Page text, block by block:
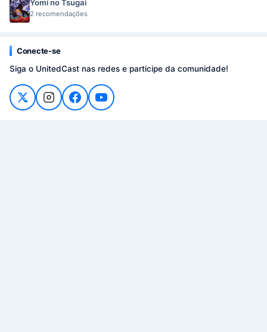
Yomi no Tsugai
2 recomendações
Conecte-se
Siga o UnitedCast nas redes e participe da comunidade!